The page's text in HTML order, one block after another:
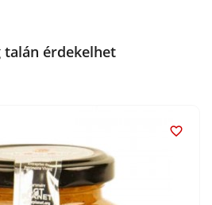
talán érdekelhet
